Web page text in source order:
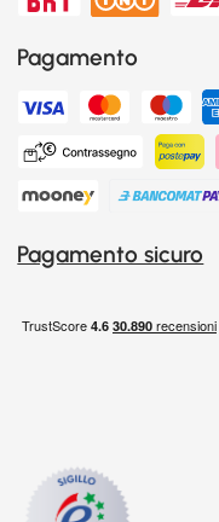
Pagamento
Pagamento sicuro